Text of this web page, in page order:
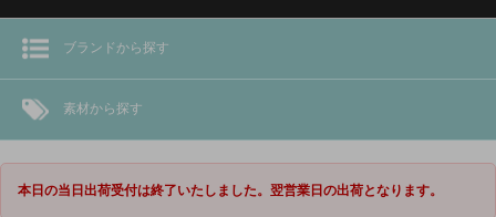
ブランドから探す
素材から探す
本日の当日出荷受付は終了いたしました。翌営業日の出荷となります。